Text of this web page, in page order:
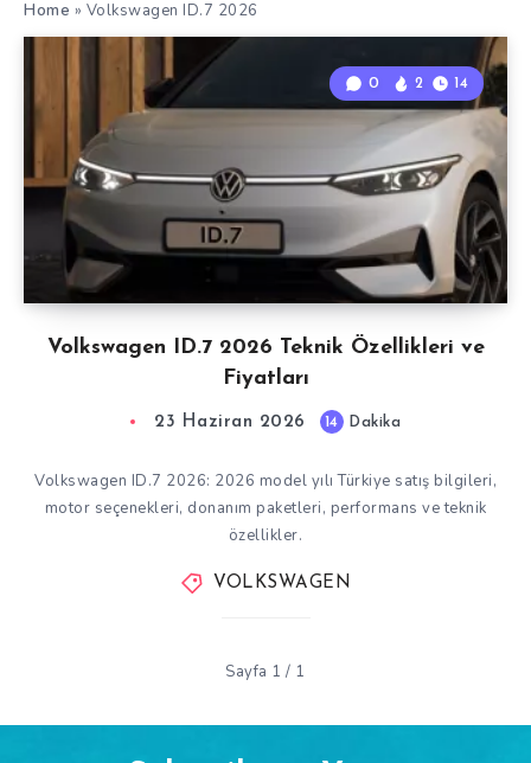
Home » Volkswagen ID.7 2026
Volkswagen ID.7 2026 Teknik Özellikleri ve
Fiyatları
0 2 14
23 Haziran 2026 14 Dakika
Volkswagen ID.7 2026: 2026 model yılı Türkiye satış bilgileri,
motor seçenekleri, donanım paketleri, performans ve teknik
özellikler.
VOLKSWAGEN
Sayfa 1 / 1